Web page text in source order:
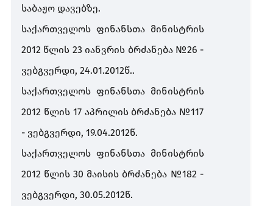
საბაჟო დავებზე.
საქართველოს ფინანსთა მინისტრის
2012 წლის 23 იანვრის ბრძანება№26 -
ვებგვერდი, 24.01.2012წ..
საქართველოს ფინანსთა მინისტრის
2012 წლის17 აპრილის ბრძანება №117
- ვებგვერდი, 19.04.2012წ.
საქართველოს ფინანსთა მინისტრის
2012 წლის 30 მაისის ბრძანება №182 -
ვებგვერდი, 30.05.2012წ.